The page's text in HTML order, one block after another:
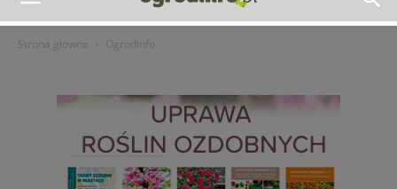
Strona główna Ogrodinfo